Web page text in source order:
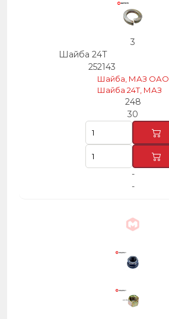
3
Шайба 24Т
252143
Шайба, МАЗ ОАО
Шайба 24Т, МАЗ
248
30
-
-